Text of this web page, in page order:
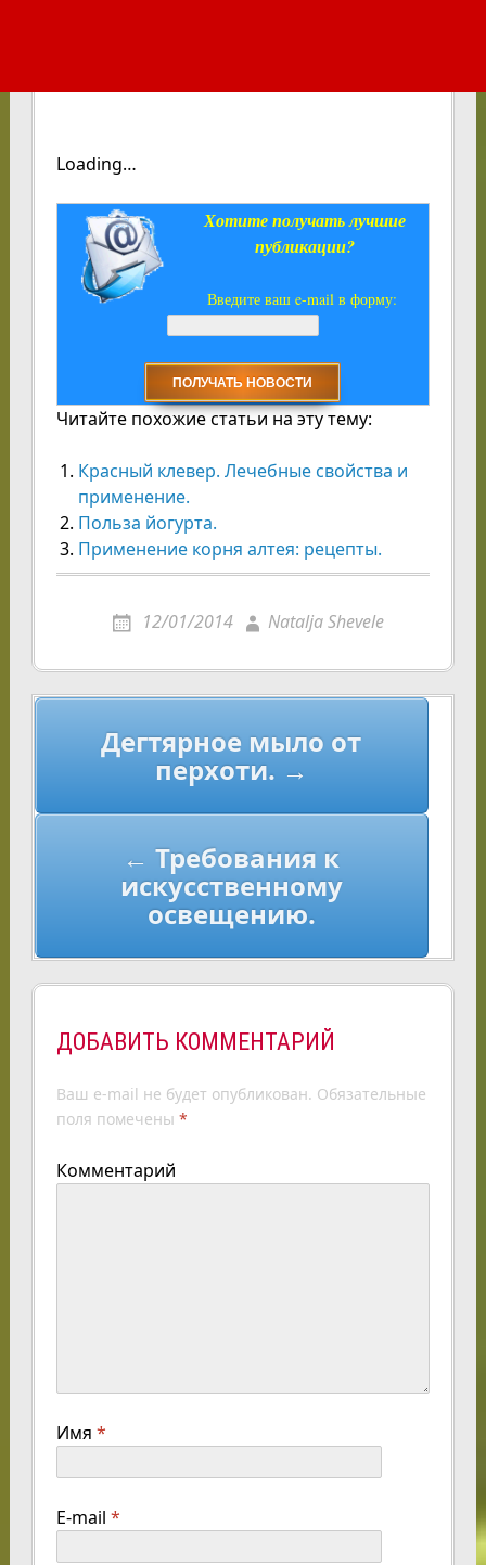
Loading…
Хотите получать лучшие
публикации?
Введите ваш e-mail в форму:
Читайте похожие статьи на эту тему:
Красный клевер. Лечебные свойства и
применение.
Польза йогурта.
Применение корня алтея: рецепты.
12/01/2014 Natalja Shevele
Навигация
Дегтярное мыло от
перхоти. →
← Требования к
искусственному
освещению.
ДОБАВИТЬ КОММЕНТАРИЙ
Ваш e-mail не будет опубликован. Обязательные
поля помечены *
Комментарий
Имя *
E-mail *